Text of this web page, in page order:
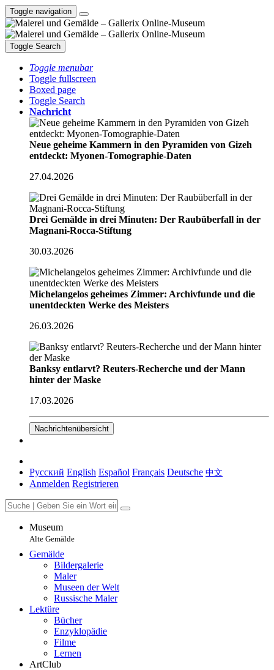
Toggle navigation
Toggle Search
Toggle menubar
Toggle fullscreen
Boxed page
Toggle Search
Nachricht
Neue geheime Kammern in den Pyramiden von Gizeh
entdeckt: Myonen-Tomographie-Daten
27.04.2026
Drei Gemälde in drei Minuten: Der Raubüberfall in der
Magnani-Rocca-Stiftung
30.03.2026
Michelangelos geheimes Zimmer: Archivfunde und die
unentdeckten Werke des Meisters
26.03.2026
Banksy entlarvt? Reuters-Recherche und der Mann
hinter der Maske
17.03.2026
Nachrichtenübersicht
Русский English Español Français Deutsche 中文
Anmelden Registrieren
Museum
Alte Gemälde
Gemälde
Bildergalerie
Maler
Museen der Welt
Russische Maler
Lektüre
Bücher
Enzyklopädie
Filme
Lernen
ArtClub